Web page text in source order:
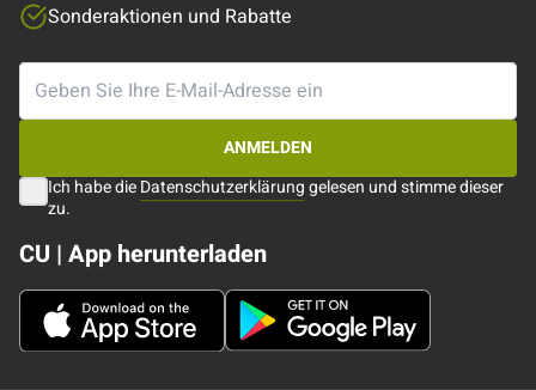
Sonderaktionen und Rabatte
ANMELDEN
Ich habe dieDatenschutzerklärunggelesen und stimme dieser
zu.
CU | App herunterladen